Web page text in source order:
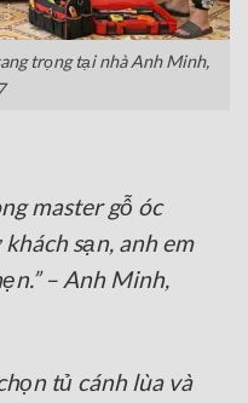
trọng tại nhà Anh Minh,
master gỗ óc
sạn, anh em
– Anh Minh,
tủ cánh lùa và